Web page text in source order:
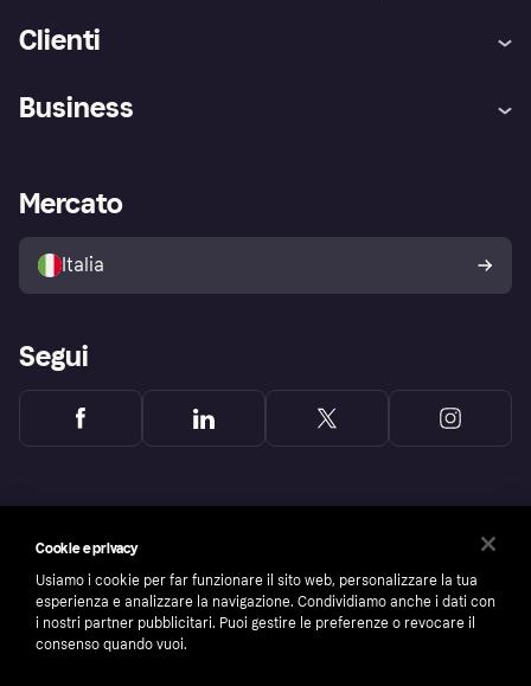
Clienti
Assistenza
Esplora i negozi
Politica di protezione
dell'acquirente Klarna
Business
Accesso aziende
Mercato
Italia
Segui
Cookie e privacy
Usiamo i cookie per far funzionare il sito web, personalizzare la tua
esperienza e analizzare la navigazione. Condividiamo anche i dati con
i nostri partner pubblicitari. Puoi gestire le preferenze o revocare il
consenso quando vuoi.